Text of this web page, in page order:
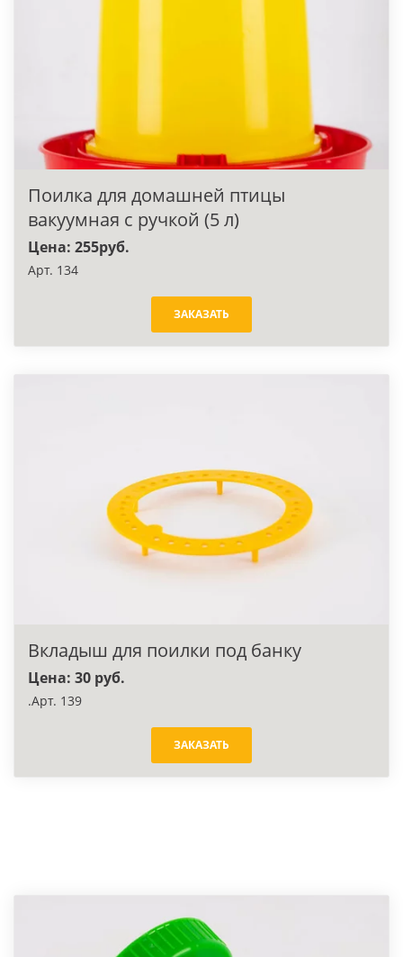
Поилка для домашней птицы
вакуумная с ручкой (5 л)
Цена: 255руб.
Арт. 134
ЗАКАЗАТЬ
Вкладыш для поилки под банку
Цена: 30 руб.
.Арт. 139
ЗАКАЗАТЬ